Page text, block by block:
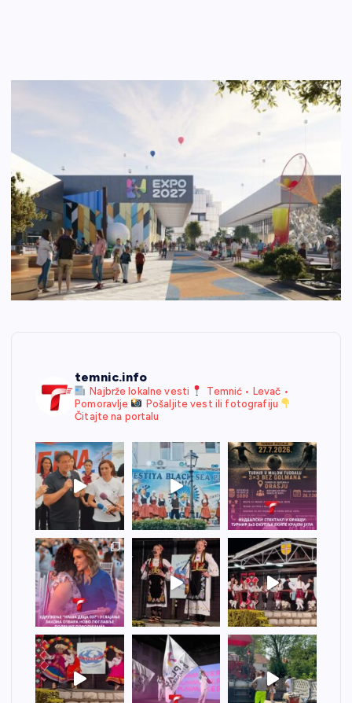
temnic.info
Najbrže lokalne vesti
Temnić • Levač •
Pomoravlje
Pošaljite vest ili fotografiju
Čitajte na portalu